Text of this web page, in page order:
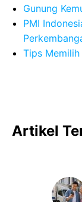
Gunung
PMI
Tips
Artikel